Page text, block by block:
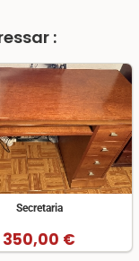
:
Secretaria
350,00 €